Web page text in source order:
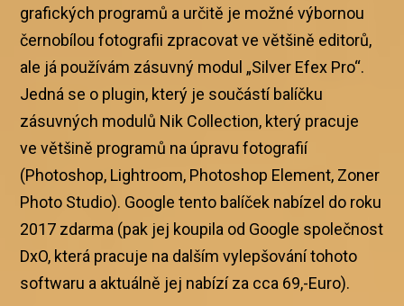
grafických programů a určitě je možné výbornou
černobílou fotografii zpracovat ve většině editorů,
ale já používám zásuvný modul „Silver Efex Pro“.
Jedná se o plugin, který je součástí balíčku
zásuvných modulů Nik Collection, který pracuje
ve většině programů na úpravu fotografií
(Photoshop, Lightroom, Photoshop Element, Zoner
Photo Studio). Google tento balíček nabízel do roku
2017 zdarma (pak jej koupila od Google společnost
DxO, která pracuje na dalším vylepšování tohoto
softwaru a aktuálně jej nabízí za cca 69,-Euro).